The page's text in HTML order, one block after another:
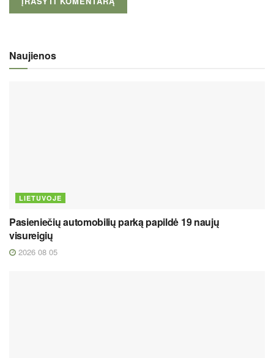
Naujienos
LIETUVOJE
Pasieniečių automobilių parką papildė 19 naujų
visureigių
2026 08 05